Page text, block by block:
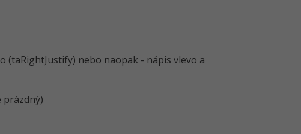
nebo naopak - nápis vlevo a
prázdný)